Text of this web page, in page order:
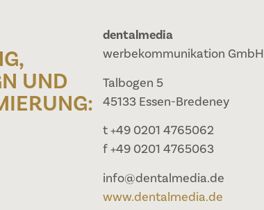
UND
dentalmedia
werbekommunikation GmbH
Talbogen 5
45133 Essen-Bredeney
t +49 0201 4765062
f +49 0201 4765063
info@dentalmedia.de
www.dentalmedia.de